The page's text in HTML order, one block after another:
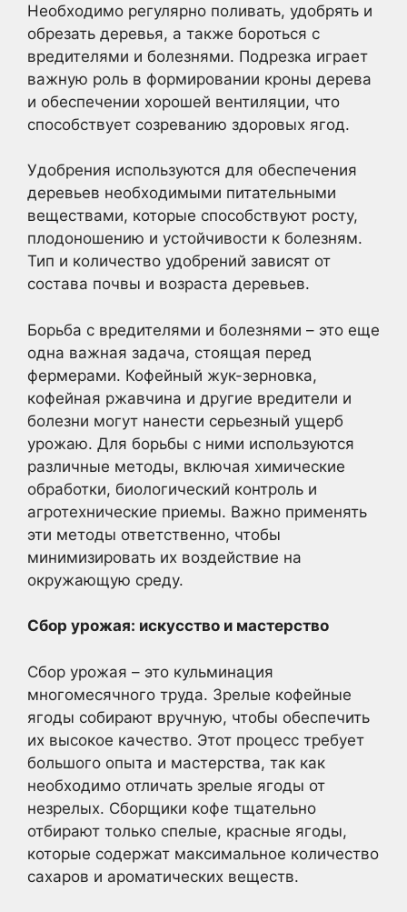
Необходимо регулярно поливать, удобрять и
обрезать деревья, а также бороться с
вредителями и болезнями. Подрезка играет
важную роль в формировании кроны дерева
и обеспечении хорошей вентиляции, что
способствует созреванию здоровых ягод.
Удобрения используются для обеспечения
деревьев необходимыми питательными
веществами, которые способствуют росту,
плодоношению и устойчивости к болезням.
Тип и количество удобрений зависят от
состава почвы и возраста деревьев.
Борьба с вредителями и болезнями – это еще
одна важная задача, стоящая перед
фермерами. Кофейный жук-зерновка,
кофейная ржавчина и другие вредители и
болезни могут нанести серьезный ущерб
урожаю. Для борьбы с ними используются
различные методы, включая химические
обработки, биологический контроль и
агротехнические приемы. Важно применять
эти методы ответственно, чтобы
минимизировать их воздействие на
окружающую среду.
Сбор урожая: искусство и мастерство
Сбор урожая – это кульминация
многомесячного труда. Зрелые кофейные
ягоды собирают вручную, чтобы обеспечить
их высокое качество. Этот процесс требует
большого опыта и мастерства, так как
необходимо отличать зрелые ягоды от
незрелых. Сборщики кофе тщательно
отбирают только спелые, красные ягоды,
которые содержат максимальное количество
сахаров и ароматических веществ.